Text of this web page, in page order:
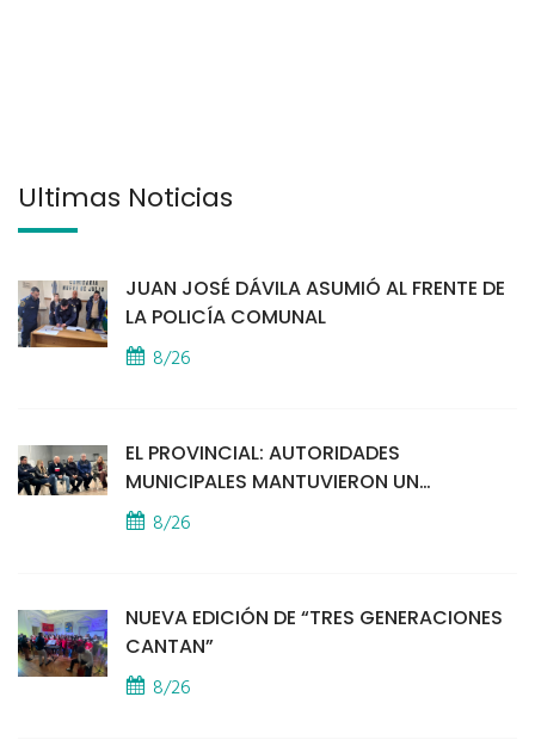
Últimas Noticias
JUAN JOSÉ DÁVILA ASUMIÓ AL FRENTE DE
LA POLICÍA COMUNAL
8/26
EL PROVINCIAL: AUTORIDADES
MUNICIPALES MANTUVIERON UN
ENCUENTRO CON VECINOS POR LA
SEGURIDAD
8/26
NUEVA EDICIÓN DE “TRES GENERACIONES
CANTAN”
8/26